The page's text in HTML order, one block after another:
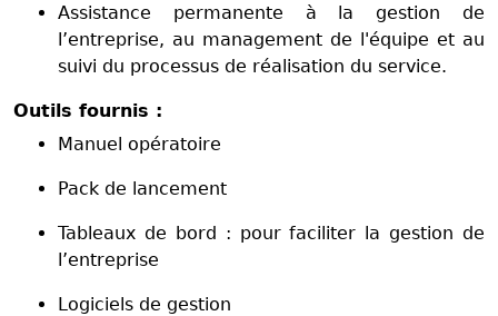
Assistance permanente à la gestion de
l’entreprise, au management de l'équipe et au
suivi du processus de réalisation du service.
Outils fournis :
Manuel opératoire
Pack de lancement
Tableaux de bord : pour faciliter la gestion de
l’entreprise
Logiciels de gestion